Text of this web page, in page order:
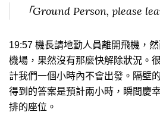
「Ground Person, please
19:57 機長請地勤人員離開飛機，
機場，果然沒有那麼快解除狀況。
計我們一個小時內不會出發。隔壁
得到的答案是預計兩小時，瞬間慶
排的座位。